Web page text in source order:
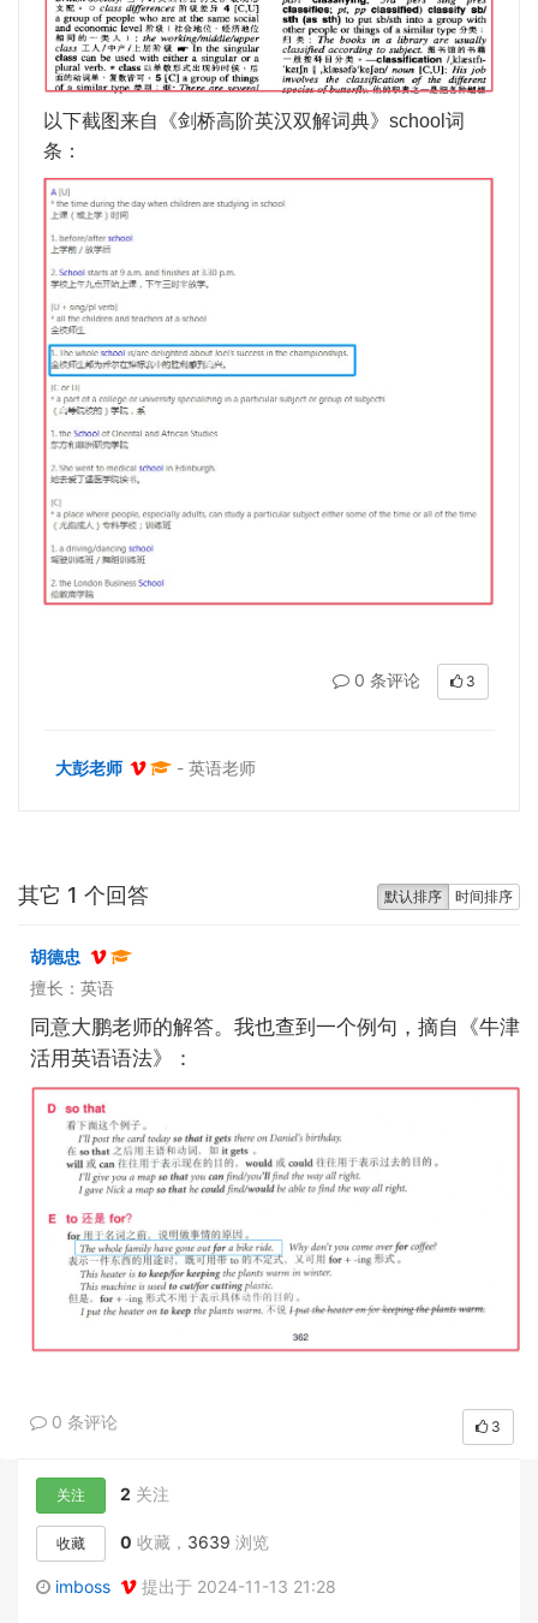
以下截图来自《剑桥高阶英汉双解词典》 school 词
条：
0 条评论 3
大彭老师 - 英语老师
默认排序 时间排序
其它 1 个回答
胡德忠
擅长：英语
同意大鹏老师的解答。我也查到一个例句，摘自《牛津
活用英语语法》：
0 条评论 3
关注 2 关注
收藏 0 收藏， 3639 浏览
imboss 提出于 2024-11-13 21:28